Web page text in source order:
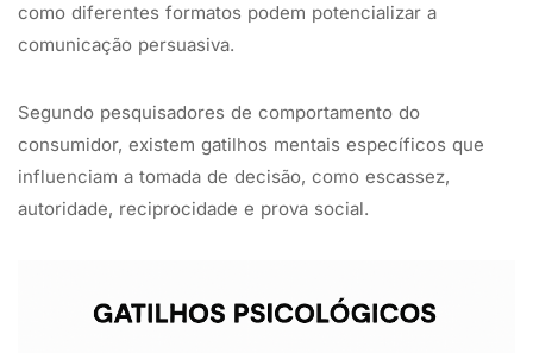
como diferentes formatos podem potencializar a
comunicação persuasiva.
Segundo pesquisadores de comportamento do
consumidor, existem gatilhos mentais específicos que
influenciam a tomada de decisão, como escassez,
autoridade, reciprocidade e prova social.